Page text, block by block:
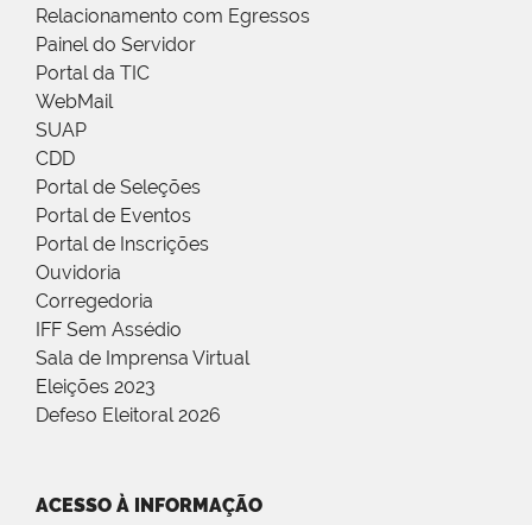
Relacionamento com Egressos
Painel do Servidor
Portal da TIC
WebMail
SUAP
CDD
Portal de Seleções
Portal de Eventos
Portal de Inscrições
Ouvidoria
Corregedoria
IFF Sem Assédio
Sala de Imprensa Virtual
Eleições 2023
Defeso Eleitoral 2026
ACESSO À INFORMAÇÃO